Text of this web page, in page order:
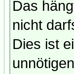
Das
nicht
Dies ist